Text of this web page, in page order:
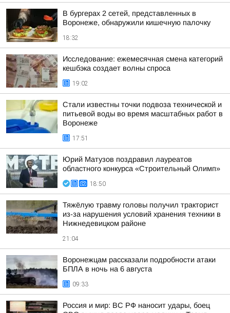
В бургерах 2 сетей, представленных в
Воронеже, обнаружили кишечную палочку
18:32
Исследование: ежемесячная смена категорий
кешбэка создает волны спроса
19:02
Стали известны точки подвоза технической и
питьевой воды во время масштабных работ в
Воронеже
17:51
Юрий Матузов поздравил лауреатов
областного конкурса «Строительный Олимп»
18:50
Тяжёлую травму головы получил тракторист
из-за нарушения условий хранения техники в
Нижнедевицком районе
21:04
Воронежцам рассказали подробности атаки
БПЛА в ночь на 6 августа
09:33
Россия и мир: ВС РФ наносит удары, боец